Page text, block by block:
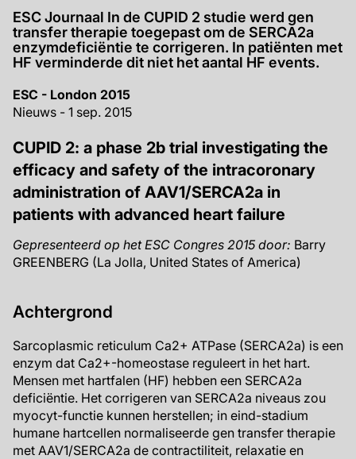
ESC Journaal In de CUPID 2 studie werd gen
transfer therapie toegepast om de SERCA2a
enzymdeficiëntie te corrigeren. In patiënten met
HF verminderde dit niet het aantal HF events.
ESC - London 2015
Nieuws - 1 sep. 2015
CUPID 2: a phase 2b trial investigating the
efficacy and safety of the intracoronary
administration of AAV1/SERCA2a in
patients with advanced heart failure
Gepresenteerd op het ESC Congres 2015 door: Barry
GREENBERG (La Jolla, United States of America)
Achtergrond
Sarcoplasmic reticulum Ca2+ ATPase (SERCA2a) is een
enzym dat Ca2+-homeostase reguleert in het hart.
Mensen met hartfalen (HF) hebben een SERCA2a
deficiëntie. Het corrigeren van SERCA2a niveaus zou
myocyt-functie kunnen herstellen; in eind-stadium
humane hartcellen normaliseerde gen transfer therapie
met AAV1/SERCA2a de contractiliteit, relaxatie en